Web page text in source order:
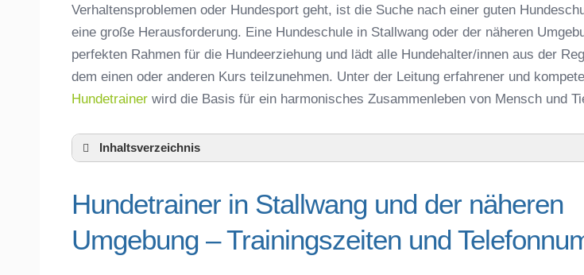
Verhaltensproblemen oder Hundesport geht, ist die Suche nach einer guten
eine große Herausforderung. Eine Hundeschule in Stallwang oder der näheren
perfekten Rahmen für die Hundeerziehung und lädt alle Hundehalter/innen aus der
dem einen oder anderen Kurs teilzunehmen. Unter der Leitung erfahrener und
Hundetrainer wird die Basis für ein harmonisches Zusammenleben von Mensch und
Inhaltsverzeichnis
Hundetrainer in Stallwang und der näheren Umgebung – Trainingszeiten und
Das macht einen guten Hundetrainer aus
Hundeführerschein für die Region Straubing-Bogen – Online-Test
Hundetrainer in Stallwang und der näheren
Umgebung – Trainingszeiten und